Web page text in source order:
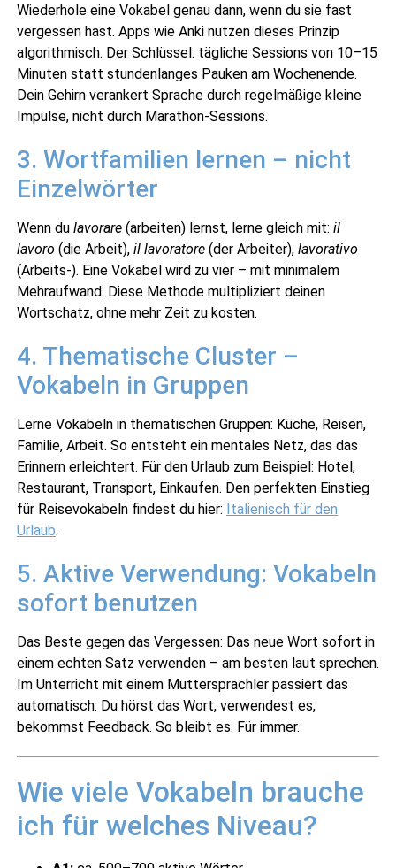
Wiederhole eine Vokabel genau dann, wenn du sie fast
vergessen hast. Apps wie Anki nutzen dieses Prinzip
algorithmisch. Der Schlüssel: tägliche Sessions von 10–15
Minuten statt stundenlanges Pauken am Wochenende.
Dein Gehirn verankert Sprache durch regelmäßige kleine
Impulse, nicht durch Marathon-Sessions.
3. Wortfamilien lernen – nicht
Einzelwörter
Wenn du lavorare(arbeiten) lernst, lerne gleich mit: il
lavoro(die Arbeit), il lavoratore(der Arbeiter), lavorativo
(Arbeits-). Eine Vokabel wird zu vier – mit minimalem
Mehraufwand. Diese Methode multipliziert deinen
Wortschatz, ohne mehr Zeit zu kosten.
4. Thematische Cluster –
Vokabeln in Gruppen
Lerne Vokabeln in thematischen Gruppen: Küche, Reisen,
Familie, Arbeit. So entsteht ein mentales Netz, das das
Erinnern erleichtert. Für den Urlaub zum Beispiel: Hotel,
Restaurant, Transport, Einkaufen. Den perfekten Einstieg
für Reisevokabeln findest du hier: Italienisch für den
Urlaub.
5. Aktive Verwendung: Vokabeln
sofort benutzen
Das Beste gegen das Vergessen: Das neue Wort sofort in
einem echten Satz verwenden – am besten laut sprechen.
Im Unterricht mit einem Muttersprachler passiert das
automatisch: Du hörst das Wort, verwendest es,
bekommst Feedback. So bleibt es. Für immer.
Wie viele Vokabeln brauche
ich für welches Niveau?